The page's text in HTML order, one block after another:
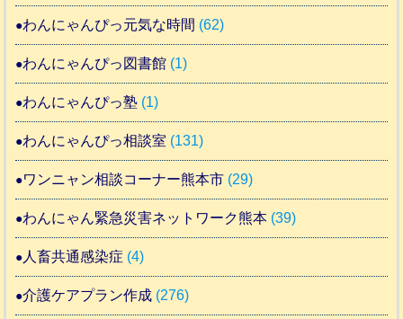
わんにゃんぴっ元気な時間 (62)
わんにゃんぴっ図書館 (1)
わんにゃんぴっ塾 (1)
わんにゃんぴっ相談室 (131)
ワンニャン相談コーナー熊本市 (29)
わんにゃん緊急災害ネットワーク熊本 (39)
人畜共通感染症 (4)
介護ケアプラン作成 (276)